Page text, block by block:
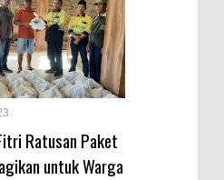
Ratusan Paket
untuk Warga